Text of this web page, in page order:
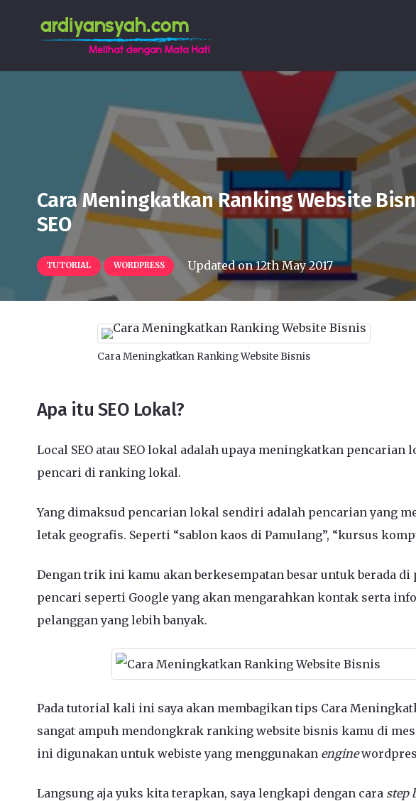
Cara Meningkatkan Ranking Website
SEO
TUTORIAL WORDPRESS Updated on12th May 2017
Cara Meningkatkan Ranking Website Bisnis
Apa itu SEO Lokal?
Local SEO atau SEO lokal adalah upaya meningkatkan
pencari di ranking lokal.
Yang dimaksud pencarian lokal sendiri adalah pencarian yang
letak geografis. Seperti “sablon kaos di Pamulang”, “kursus
Dengan trik ini kamu akan berkesempatan besar untuk berada
pencari seperti Google yang akan mengarahkan kontak serta
pelanggan yang lebih banyak.
Pada tutorial kali ini saya akan membagikan tips Cara
sangat ampuh mendongkrak ranking website bisnis kamu di
ini digunakan untuk webiste yang menggunakan engine
Langsung aja yuks kita terapkan, saya lengkapi dengan cara step